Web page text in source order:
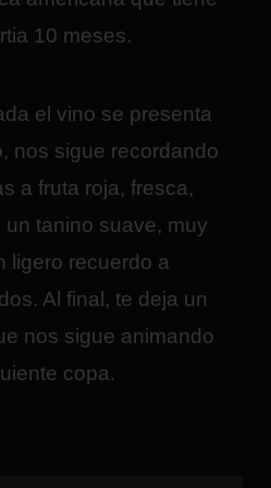
10 meses.
el vino se presenta
nos sigue recordando
a fruta roja, fresca,
tanino suave, muy
ligero recuerdo a
Al final, te deja un
nos sigue animando
copa.